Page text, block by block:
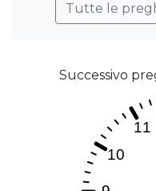
Tutte le
Successivo